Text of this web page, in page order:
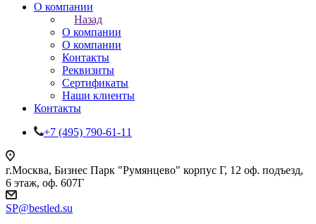
О компании
Назад
О компании
О компании
Контакты
Реквизиты
Сертификаты
Наши клиенты
Контакты
+7 (495) 790-61-11
г.Москва, Бизнес Парк "Румянцево" корпус Г, 12 оф. подъезд,
6 этаж, оф. 607Г
SP@bestled.su